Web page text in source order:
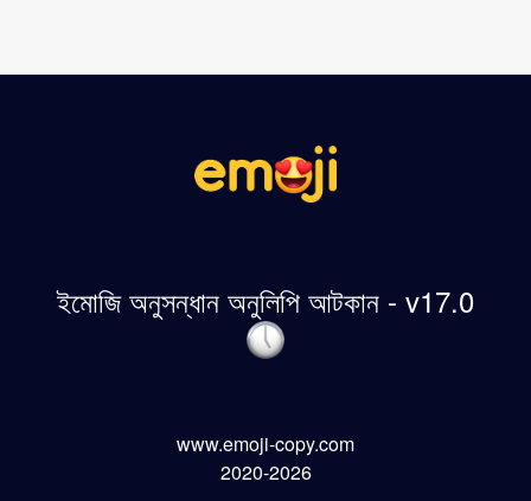
ইমোজি অনুসন্ধান অনুলিপি আটকান - v17.0
www.emoji-copy.com
2020-2026